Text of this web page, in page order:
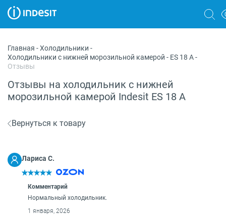
Морозильные камеры
Стиральные и сушильные машины
Посудомоечные машины
Плиты
Вытяжки
Варочные панели
Микроволновые печи
Главная -Холодильники -
Холодильники с нижней морозильной камерой - ES 18 A-
Отзывы
Отзывы на холодильник с нижней
морозильной камерой Indesit ES 18 A
Вернуться к товару
Лариса С.
Комментарий
Нормальный холодильник.
1 января, 2026